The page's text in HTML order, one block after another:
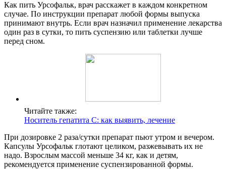
Как пить Урсофальк, врач расскажет в каждом конкретном
случае. По инструкции препарат любой формы выпуска
принимают внутрь. Если врач назначил применение лекарства
один раз в сутки, то пить суспензию или таблетки лучше
перед сном.
Читайте также:
Носитель гепатита С: как выявить, лечение
При дозировке 2 раза/сутки препарат пьют утром и вечером.
Капсулы Урсофальк глотают целиком, разжевывать их не
надо. Взрослым массой меньше 34 кг, как и детям,
рекомендуется применение суспензированной формы.